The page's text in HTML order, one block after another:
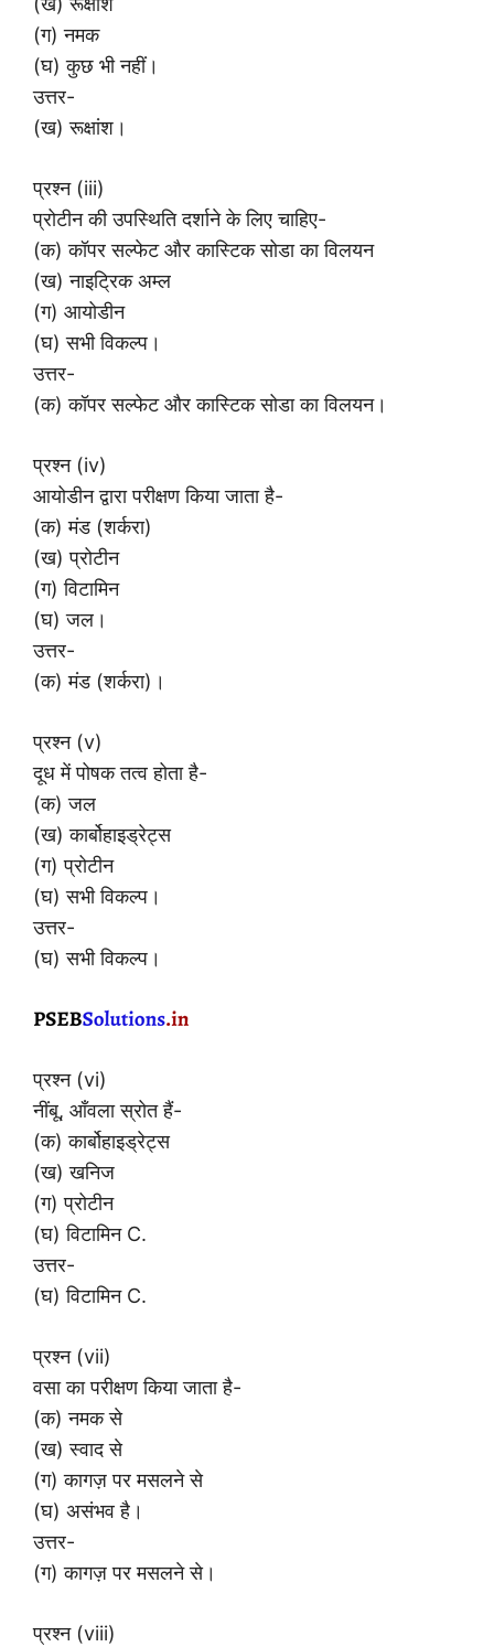
(ग) नमक
(घ) कुछ भी नहीं।
उत्तर-
(ख) रूक्षांश।
प्रश्न (iii)
प्रोटीन की उपस्थिति दर्शाने के लिए चाहिए-
(क) कॉपर सल्फेट और कास्टिक सोडा का विलयन
(ख) नाइट्रिक अम्ल
(ग) आयोडीन
(घ) सभी विकल्प।
उत्तर-
(क) कॉपर सल्फेट और कास्टिक सोडा का विलयन।
प्रश्न (iv)
आयोडीन द्वारा परीक्षण किया जाता है-
(क) मंड (शर्करा)
(ख) प्रोटीन
(ग) विटामिन
(घ) जल।
उत्तर-
(क) मंड (शर्करा)।
प्रश्न (v)
दूध में पोषक तत्व होता है-
(क) जल
(ख) कार्बोहाइड्रेट्स
(ग) प्रोटीन
(घ) सभी विकल्प।
उत्तर-
(घ) सभी विकल्प।
प्रश्न (vi)
नींबू, आँवला स्रोत हैं-
(क) कार्बोहाइड्रेट्स
(ख) खनिज
(ग) प्रोटीन
(घ) विटामिन C.
उत्तर-
(घ) विटामिन C.
प्रश्न (vii)
वसा का परीक्षण किया जाता है-
(क) नमक से
(ख) स्वाद से
(ग) कागज़ पर मसलने से
(घ) असंभव है।
उत्तर-
(ग) कागज़ पर मसलने से।
प्रश्न (viii)